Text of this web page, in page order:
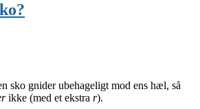
sko gnider ubehageligt mod ens hæl, så
ikke (med et ekstra r).